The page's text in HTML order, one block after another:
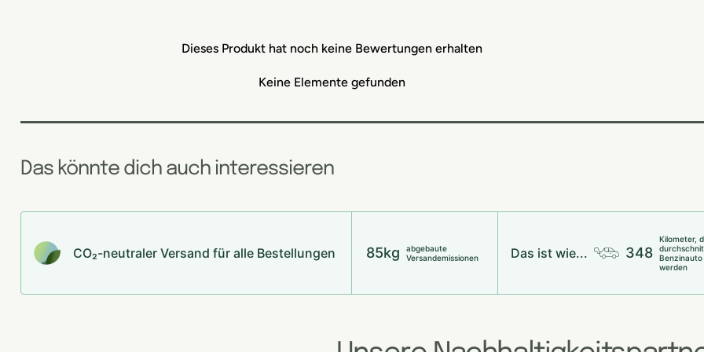
Dieses Produkt hat noch keine Bewertungen erhalten
Keine Elemente gefunden
Das könnte dich auch interessieren
CO₂-neu­t­raler Versand für alle Bestellungen 85kg
abgebaute
Versandemissionen
Das ist wie... 348
Kilometer,
werden